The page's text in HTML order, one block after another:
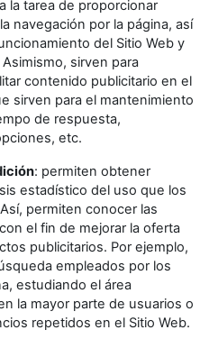
la tarea de proporcionar
navegación por la página, así
del Sitio Web y
sirven para
contenido publicitario en el
sirven para el mantenimiento
de respuesta,
etc.
: permiten obtener
estadístico del uso que los
permiten conocer las
el fin de mejorar la oferta
publicitarios. Por ejemplo,
empleados por los
estudiando el área
la mayor parte de usuarios o
repetidos en el Sitio Web.